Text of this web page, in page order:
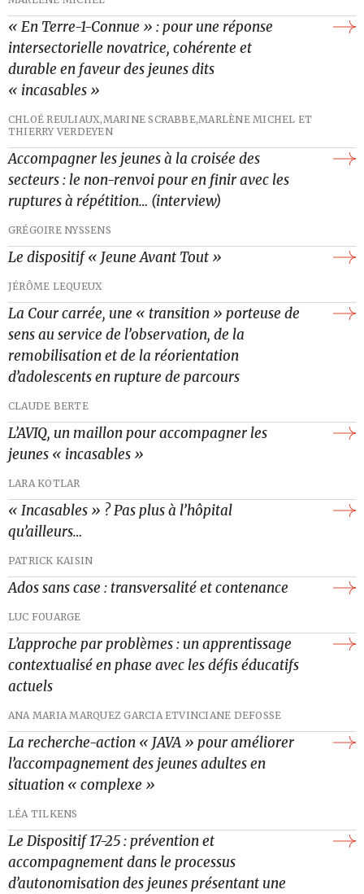
« En Terre-1-Connue » : pour une réponse
intersectorielle novatrice, cohérente et
durable en faveur des jeunes dits
« incasables »
CHLOÉ REULIAUX,MARINE SCRABBE,MARLÈNE MICHEL ET
THIERRY VERDEYEN
Accompagner les jeunes à la croisée des
secteurs : le non-renvoi pour en finir avec les
ruptures à répétition… (interview)
GRÉGOIRE NYSSENS
Le dispositif « Jeune Avant Tout »
JÉRÔME LEQUEUX
La Cour carrée, une « transition » porteuse de
sens au service de l’observation, de la
remobilisation et de la réorientation
d’adolescents en rupture de parcours
CLAUDE BERTE
L’AVIQ, un maillon pour accompagner les
jeunes « incasables »
LARA KOTLAR
« Incasables » ? Pas plus à l’hôpital
qu’ailleurs…
PATRICK KAISIN
Ados sans case : transversalité et contenance
LUC FOUARGE
L’approche par problèmes : un apprentissage
contextualisé en phase avec les défis éducatifs
actuels
ANA MARIA MARQUEZ GARCIA ETVINCIANE DEFOSSE
La recherche-action « JAVA » pour améliorer
l’accompagnement des jeunes adultes en
situation « complexe »
LÉA TILKENS
Le Dispositif 17-25 : prévention et
accompagnement dans le processus
d’autonomisation des jeunes présentant une